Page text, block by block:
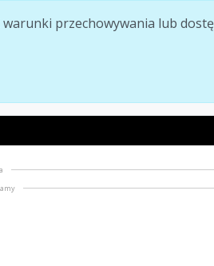
przechowywania lub